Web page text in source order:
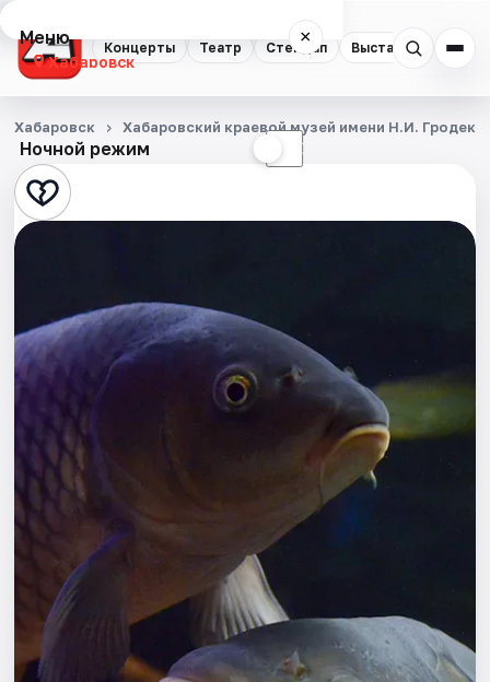
Концерты Театр Стендап Выставки
Меню ×
Хабаровск
Концерты
Театр
Стендап
Экскурсии
Спорт
События
Города
Площадки
Артисты
Ночной режим ☾
Хабаровск Хабаровский краевой музей имени Н.И.